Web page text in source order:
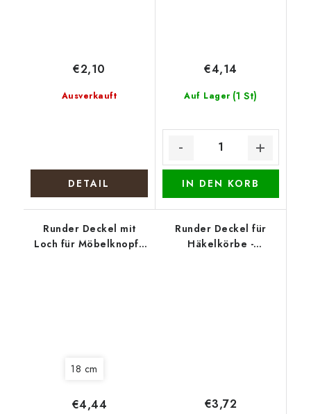
Ausverkauft
€2,10
DETAIL
Auf Lager (1 St)
€4,14
IN DEN KORB
Runder Deckel mit
Loch für Möbelknopf -
18 cm
€4,44
Runder Deckel für
Häkelkörbe -
€3,72